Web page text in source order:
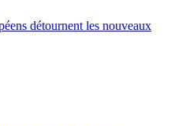
détournent les nouveaux